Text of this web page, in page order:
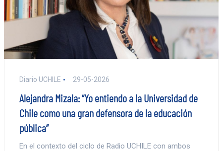
Diario UCHILE 29-05-2026
Alejandra Mizala: “Yo entiendo a la Universidad de
Chile como una gran defensora de la educación
pública”
En el contexto del ciclo de Radio UCHILE con ambos